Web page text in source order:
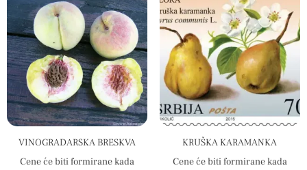
VINOGRADARSKA BRESKVA
Cene će biti formirane kada
KRUŠKA KARAMANKA
Cene će biti formirane kada